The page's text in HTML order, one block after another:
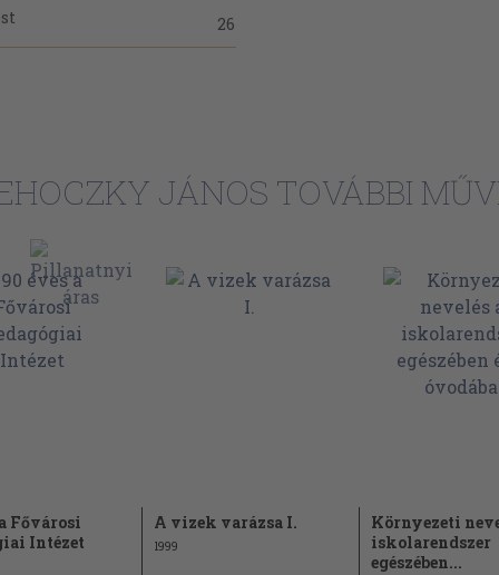
26
stratégiai
elve
JÁNOS TOVÁBBI
Fővárosi
Intézet
A vizek varázsa I.
1999
Környezeti
iskolarendszer
egészében...